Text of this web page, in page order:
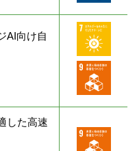
AI向け自
した高速